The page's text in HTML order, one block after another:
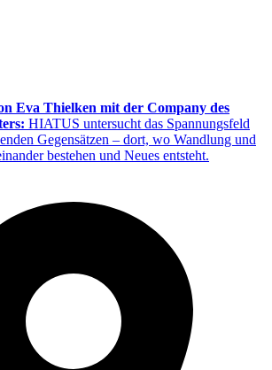
Eva Thielken mit der Company des
HIATUS untersucht das Spannungsfeld
Gegensätzen – dort, wo Wandlung und
bestehen und Neues entsteht.